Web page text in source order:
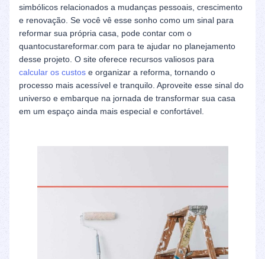
simbólicos relacionados a mudanças pessoais, crescimento
e renovação. Se você vê esse sonho como um sinal para
reformar sua própria casa, pode contar com o
quantocustareformar.com para te ajudar no planejamento
desse projeto. O site oferece recursos valiosos para
calcular os custos e organizar a reforma, tornando o
processo mais acessível e tranquilo. Aproveite esse sinal do
universo e embarque na jornada de transformar sua casa
em um espaço ainda mais especial e confortável.